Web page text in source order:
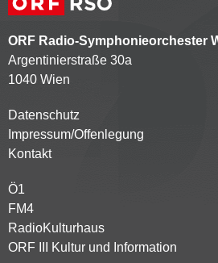
ORF Radio-Symphonieorchester
Argentinierstraße 30a
1040 Wien
Kontaktmenü
Datenschutz
Impressum/Offenlegung
Kontakt
Partnersender
Ö1
FM4
RadioKulturhaus
ORF III Kultur und Information